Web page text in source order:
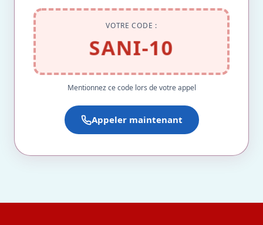
VOTRE CODE :
SANI-10
Mentionnez ce code lors de votre appel
Appeler maintenant